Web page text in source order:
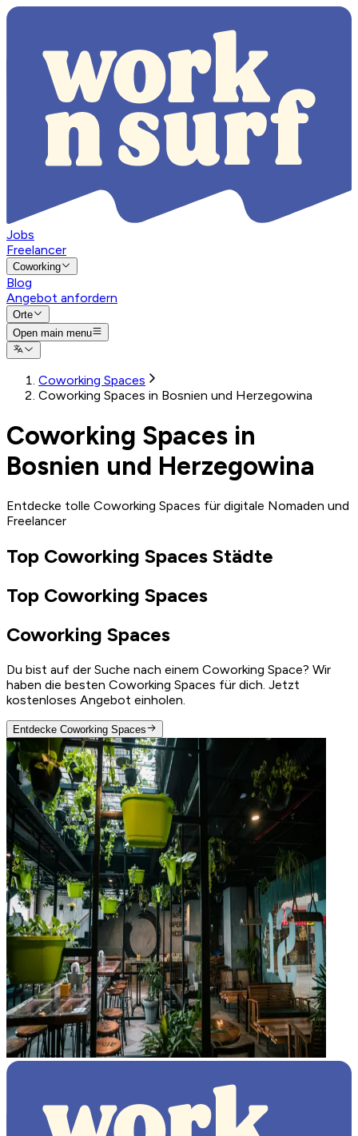
Jobs
Freelancer
Coworking
Blog
Angebot anfordern
Orte
Open main menu
Coworking Spaces
Coworking Spaces in Bosnien und Herzegowina
Coworking Spaces in
Bosnien und Herzegowina
Entdecke tolle Coworking Spaces für digitale Nomaden und
Freelancer
Top Coworking Spaces Städte
Top Coworking Spaces
Coworking Spaces
Du bist auf der Suche nach einem Coworking Space? Wir
haben die besten Coworking Spaces für dich. Jetzt
kostenloses Angebot einholen.
Entdecke Coworking Spaces